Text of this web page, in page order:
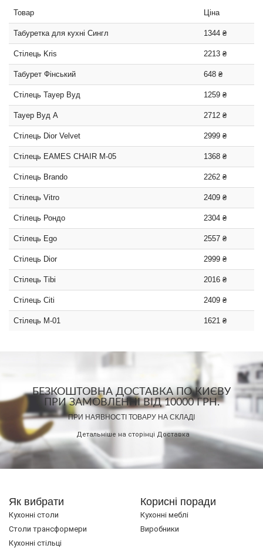
Товар Ціна
Табуретка для кухні Сингл 1344 ₴
Стілець Kris 2213 ₴
Табурет Фінський 648 ₴
Стілець Тауер Вуд 1259 ₴
Тауер Вуд А 2712 ₴
Стілець Dior Velvet 2999 ₴
Стілець EAMES CHAIR M-05 1368 ₴
Стілець Brando 2262 ₴
Стілець Vitro 2409 ₴
Стілець Рондо 2304 ₴
Стілець Ego 2557 ₴
Стілець Dior 2999 ₴
Стілець Tibi 2016 ₴
Стілець Citi 2409 ₴
Стілець М-01 1621 ₴
БЕЗКОШТОВНА ДОСТАВКА ПО КИЄВУ
ПРИ ЗАМОВЛЕННІ ВІД 10000 ГРН.
ПРИ НАЯВНОСТІ ТОВАРУ НА СКЛАДІ
Детальніше на сторінці Доставка
Як вибрати
Кухонні столи
Cтоли трансформери
Кухонні стільці
Корисні поради
Кухонні меблі
Виробники